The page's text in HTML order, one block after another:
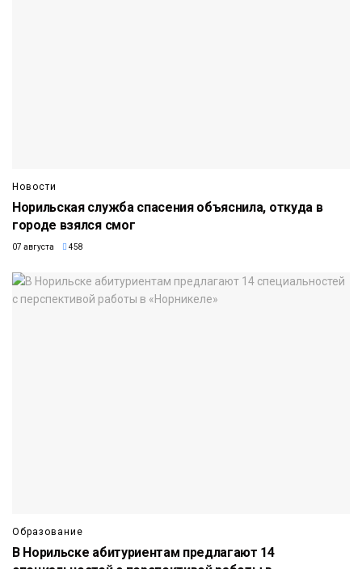
Новости
Норильская служба спасения объяснила, откуда в
городе взялся смог
07 августа 458
Образование
В Норильске абитуриентам предлагают 14